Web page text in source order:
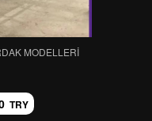
MODELLERİ
TRY